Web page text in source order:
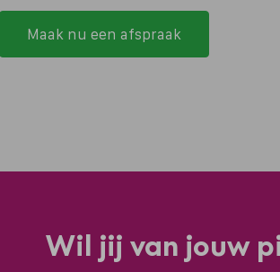
Maak nu een afspraak
Wil jij van jouw